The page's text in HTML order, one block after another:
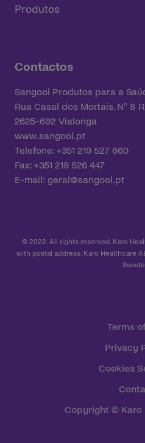
Produtos
Contactos
Sangool Produtos para a
Rua Casal dos Mortais, Nº 8
2625-692 Vialonga
www.sangool.pt
Telefone: +351 219 527 660
Fax: +351 219 526 447
E-mail: geral@sangool.pt
© 2022. All rights reserved. Karo
with postal address: Karo Healthcare
Terms
Privacy
Cookies
Copyright © Karo